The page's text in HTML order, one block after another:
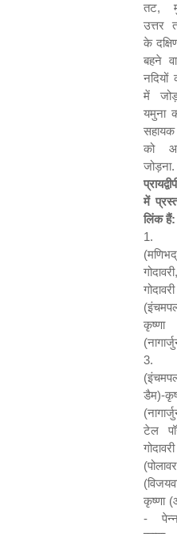
तट,
उत्तर
के
बहने
में
यमुना
को
जोड़ना.
में
लिंक हैं:
1.
गोदावरी
गोदावरी
कृष्णा
3.
डैम)-
टेल
गोदावरी
कृष्णा
-